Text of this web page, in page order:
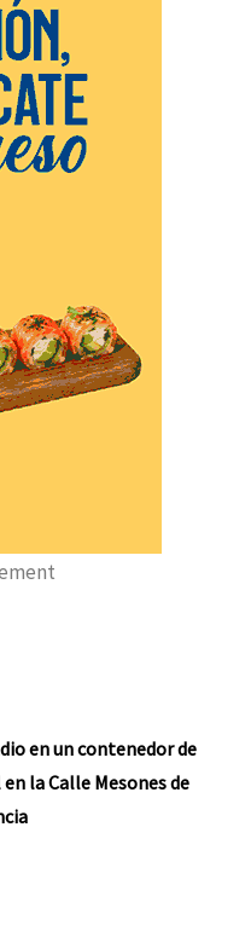
en un contenedor de
la Calle Mesones de